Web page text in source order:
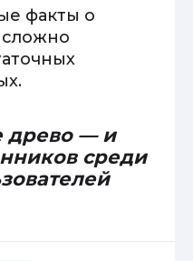
факты о
сложно
древо — и
среди